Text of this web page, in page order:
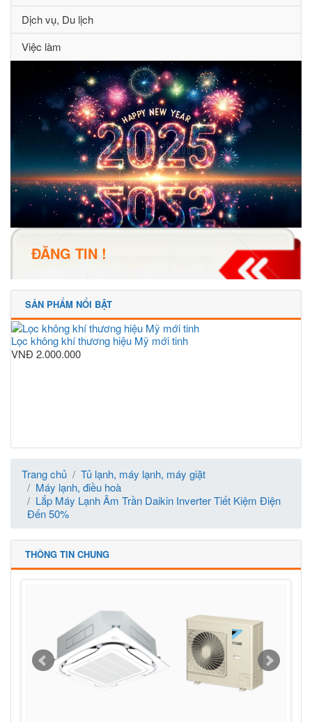
Dịch vụ, Du lịch
Việc làm
ĐĂNG TIN !
SẢN PHẨM NỔI BẬT
Lọc không khí thương hiệu Mỹ mới tinh
VNĐ 2.000.000
Trang chủ
Tủ lạnh, máy lạnh, máy giặt
Máy lạnh, điều hoà
Lắp Máy Lạnh Âm Trần Daikin Inverter Tiết Kiệm Điện
Đến 50%
THÔNG TIN CHUNG